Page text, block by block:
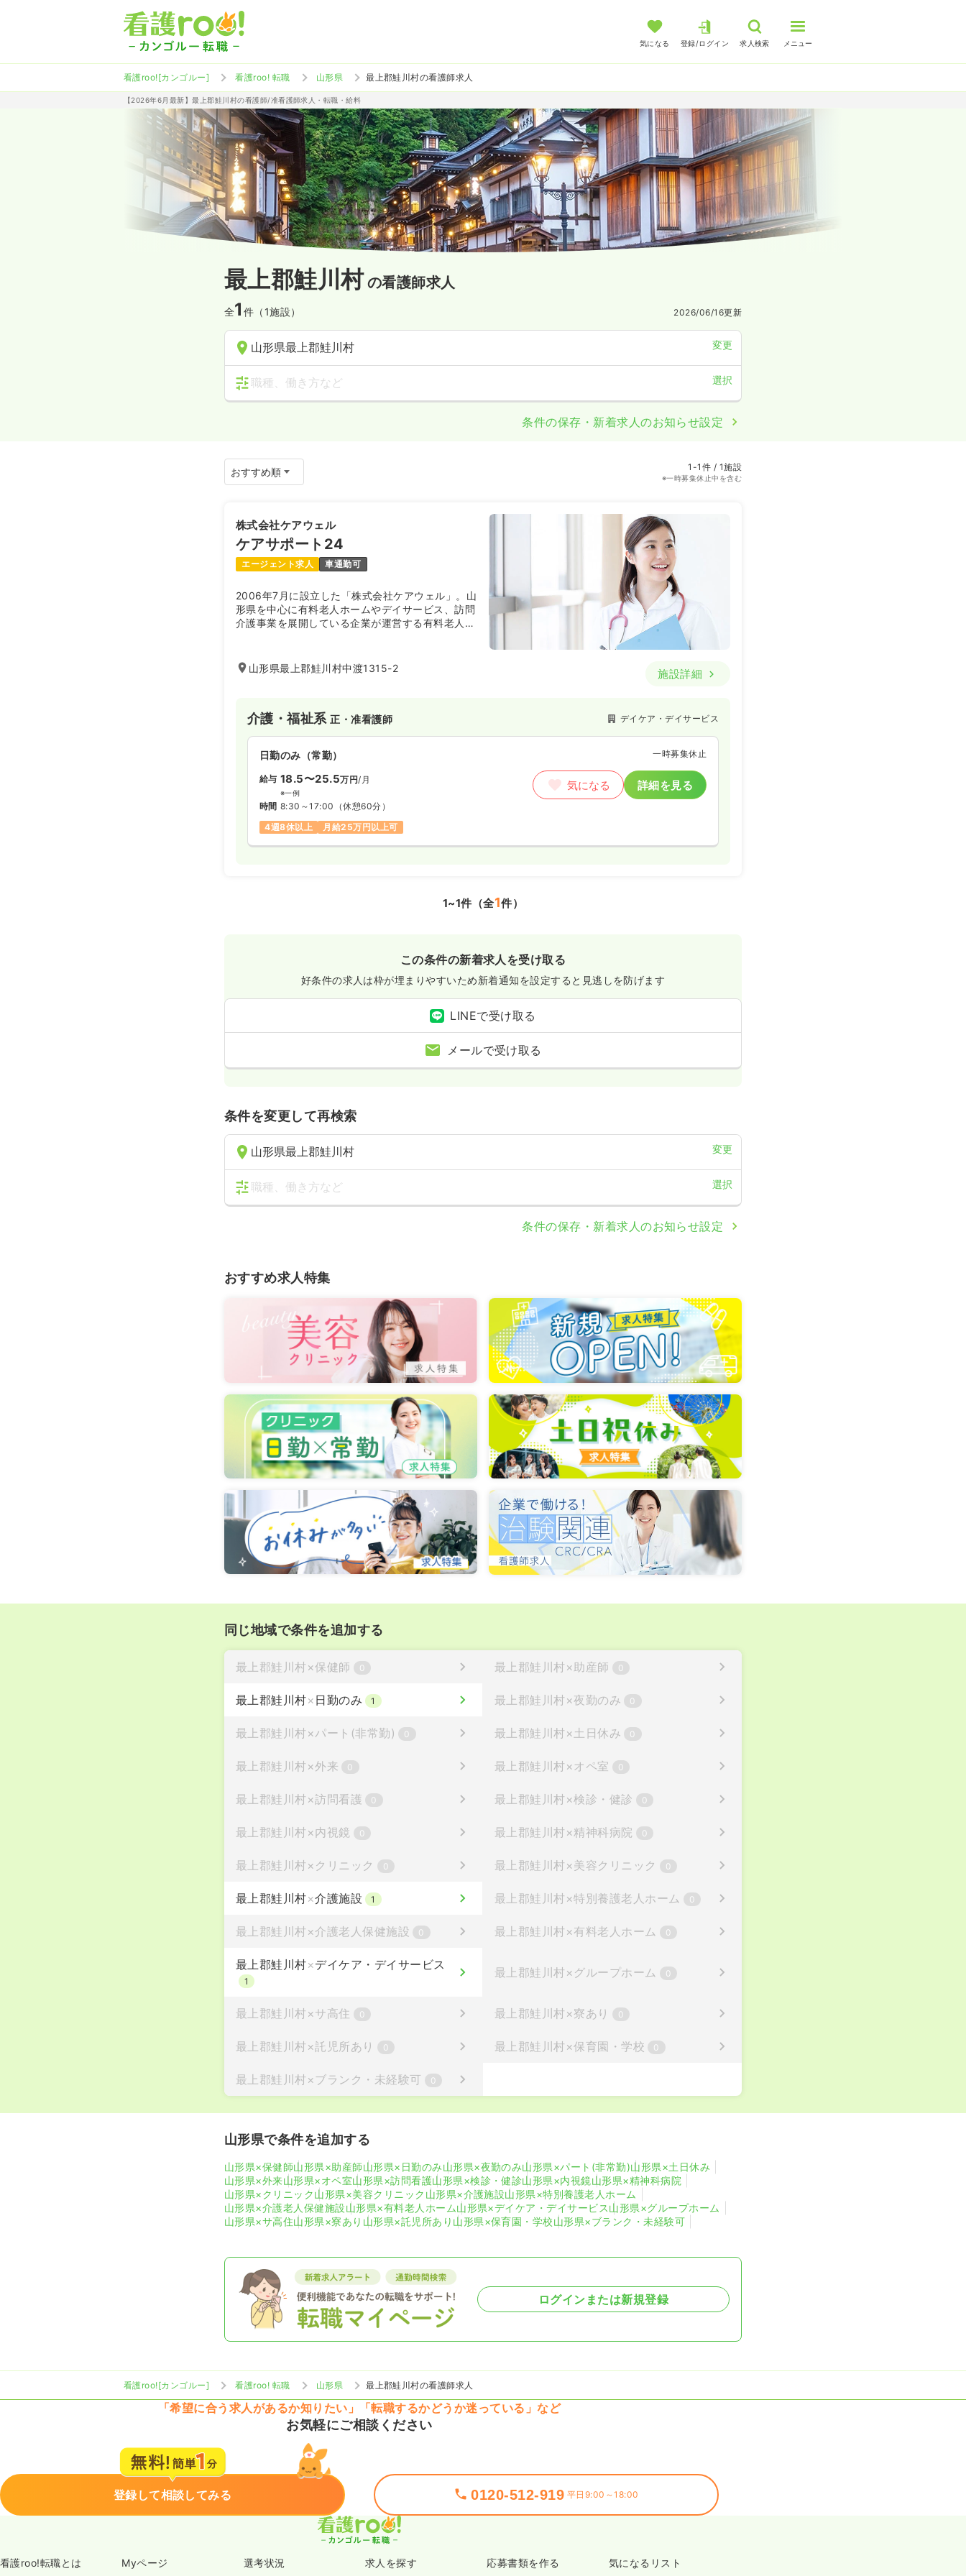
気になる 登録/ログイン 求人検索 メニュー
看護roo![カンゴルー] 看護roo! 転職 山形県 最上郡鮭川村の看護師求人
【2026年6月最新】最上郡鮭川村の看護師/准看護師求人・転職・給料
最上郡鮭川村の看護師求人
全1 件（1施設） 2026/06/16更新
山形県最上郡鮭川村 変更
職種、働き方など 選択
条件の保存・新着求人のお知らせ設定
1-1件 / 1施設
※一時募集休止中を含む
株式会社ケアウェル
ケアサポート24
エージェント求人 車通勤可
2006年7月に設立した「株式会社ケアウェル」。山
形県を中心に有料老人ホームやデイサービス、訪問
介護事業を展開している企業が運営する有料老人ホ
山形県最上郡鮭川村中渡1315-2 施設詳細
介護・福祉系正・准看護師 デイケア・デイサービス
日勤のみ（常勤） 一時募集休止
給与 18.5〜25.5万円/月
※一例
時間 8:30～17:00 （休憩60分）
4週8休以上
月給25万円以上可
気になる 詳細を見る
1~1件（全1件）
この条件の新着求人を受け取る
好条件の求人は枠が埋まりやすいため新着通知を設定すると見逃しを防げます
LINEで受け取る
メールで受け取る
条件を変更して再検索
山形県最上郡鮭川村 変更
職種、働き方など 選択
条件の保存・新着求人のお知らせ設定
おすすめ求人特集
同じ地域で条件を追加する
最上郡鮭川村 ×保健師 0 最上郡鮭川村 ×助産師 0
最上郡鮭川村× 日勤のみ 1 最上郡鮭川村 ×夜勤のみ 0
最上郡鮭川村 ×パート(非常勤) 0 最上郡鮭川村 × 土日休み 0
最上郡鮭川村 ×外来 0 最上郡鮭川村 ×オペ室 0
最上郡鮭川村 ×訪問看護 0 最上郡鮭川村 ×検診・健診 0
最上郡鮭川村 ×内視鏡 0 最上郡鮭川村 ×精神科病院 0
最上郡鮭川村 × クリニック 0 最上郡鮭川村 ×美容クリニック 0
最上郡鮭川村×介護施設 1 最上郡鮭川村 ×特別養護老人ホーム 0
最上郡鮭川村 ×介護老人保健施設 0 最上郡鮭川村 ×有料老人ホーム 0
最上郡鮭川村×デイケア・デイサービス
1
最上郡鮭川村 × グループホーム 0
最上郡鮭川村 ×サ高住 0 最上郡鮭川村 ×寮あり 0
最上郡鮭川村 ×託児所あり 0 最上郡鮭川村 ×保育園・学校 0
最上郡鮭川村 ×ブランク・未経験可 0
山形県で条件を追加する
山形県×保健師山形県×助産師山形県×日勤のみ山形県×夜勤のみ山形県×パート(非常勤)山形県×土日休み
山形県×外来山形県×オペ室山形県×訪問看護山形県×検診・健診山形県×内視鏡山形県×精神科病院
山形県×クリニック山形県×美容クリニック 山形県×介護施設山形県×特別養護老人ホーム
山形県×介護老人保健施設山形県×有料老人ホーム山形県×デイケア・デイサービス山形県×グループホーム
山形県×サ高住山形県×寮あり 山形県×託児所あり 山形県×保育園・学校山形県×ブランク・未経験可
ログインまたは新規登録
看護roo![カンゴルー] 看護roo! 転職 山形県 最上郡鮭川村の看護師求人
「希望に合う求人があるか知りたい」「転職するかどうか迷っている」など
お気軽にご相談ください
登録して相談してみる 0120-512-919 平日9:00～18:00
看護roo!転職とは Myページ 選考状況 求人を探す 応募書類を作る 気になるリスト